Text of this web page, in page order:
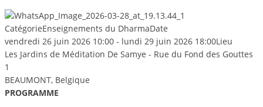
CatégorieEnseignements du DharmaDate
vendredi 26 juin 2026 10:00 - lundi 29 juin 2026 18:00Lieu
Les Jardins de Méditation De Samye - Rue du Fond des Gouttes
1
BEAUMONT, Belgique
PROGRAMME